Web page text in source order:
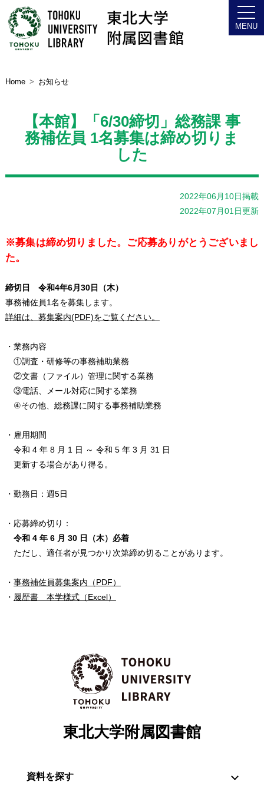
Home お知らせ
【本館】「6/30締切」総務課 事
務補佐員 1名募集は締め切りま
した
2022年06月10日掲載
2022年07月01日更新
※募集は締め切りました。ご応募ありがとうございまし
た。
締切日 令和4年6月30日（木）
事務補佐員1名を募集します。
詳細は、募集案内(PDF)をご覧ください。
・業務内容
①調査・研修等の事務補助業務
②文書（ファイル）管理に関する業務
③電話、メール対応に関する業務
④その他、総務課に関する事務補助業務
・雇用期間
令和 4 年 8 月 1 日 ～ 令和 5 年 3 月 31 日
更新する場合があり得る。
・勤務日：週5日
・応募締め切り：
令和 4 年 6 月 30 日（木）必着
ただし、適任者が見つかり次第締め切ることがあります。
・ 事務補佐員募集案内（PDF）
・ 履歴書 本学様式（Excel）
東北大学附属図書館
資料を探す